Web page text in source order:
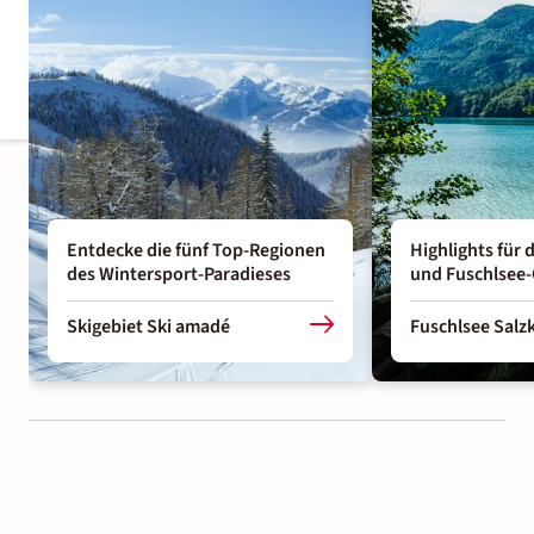
Entdecke die fünf Top-Regionen
des Wintersport-Paradieses
Skigebiet Ski amadé
Highlights für
und
Fuschlsee